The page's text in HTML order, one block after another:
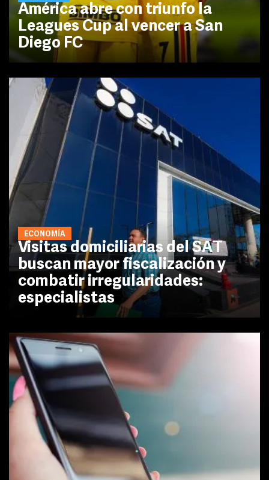
América abre con triunfo la
Leagues Cup al vencer a San
Diego FC
ECONOMÍA
Visitas domiciliarias del SAT
buscan mayor fiscalización y
combatir irregularidades:
especialistas